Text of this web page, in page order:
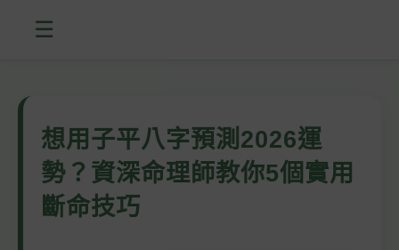
☰
想用子平八字預測2026運
勢？資深命理師教你5個實用
斷命技巧